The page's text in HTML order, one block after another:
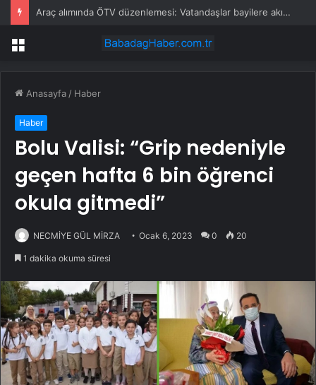
Araç alımında ÖTV düzenlemesi: Vatandaşlar bayilere akın etti
Menü
Anasayfa / Haber
Haber
Bolu Valisi: “Grip nedeniyle
geçen hafta 6 bin öğrenci
okula gitmedi”
NECMİYE GÜL MİRZA Ocak 6, 2023 0 20
1 dakika okuma süresi